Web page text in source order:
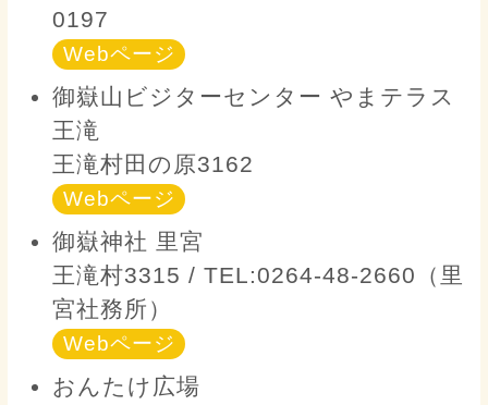
0197
Webページ
御嶽山ビジターセンター やまテラス
王滝
王滝村田の原3162
Webページ
御嶽神社 里宮
王滝村3315 / TEL:0264-48-2660（里
宮社務所）
Webページ
おんたけ広場